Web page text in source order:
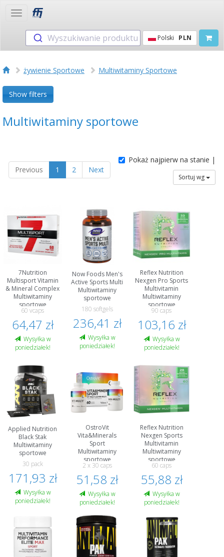
Toggle
Wyszukiwanie produktu Polski PLN
żywienie Sportowe Multiwitaminy Sportowe
Show filters
Multiwitaminy sportowe
Previous 1 2 Next
Pokaż najpierw na stanie |
Sortuj wg
7Nutrition
Multisport Vitamin
& Mineral Complex
Multiwitaminy
sportowe
60 vcaps
64,47 zł
Wysyłka w
poniedziałek!
Now Foods Men's
Active Sports Multi
Multiwitaminy
sportowe
180 softgels
236,41 zł
Wysyłka w
poniedziałek!
Reflex Nutrition
Nexgen Pro Sports
Multivitamin
Multiwitaminy
sportowe
90 caps
103,16 zł
Wysyłka w
poniedziałek!
Applied Nutrition
Black Stak
Multiwitaminy
sportowe
30 pack
171,93 zł
Wysyłka w
poniedziałek!
OstroVit
Vita&Minerals
Sport
Multiwitaminy
sportowe
2 x 30 caps
51,58 zł
Wysyłka w
poniedziałek!
Reflex Nutrition
Nexgen Sports
Multivitamin
Multiwitaminy
sportowe
60 caps
55,88 zł
Wysyłka w
poniedziałek!